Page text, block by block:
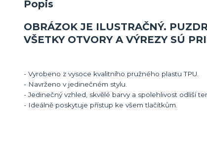
Popis
OBRÁZOK JE ILUSTRAČNÝ.
VŠETKY OTVORY A VÝREZY SÚ
- Vyrobeno z vysoce kvalitního pružného plastu TPU.
- Navrženo v jedinečném stylu.
- Jedinečný vzhled, skvělé barvy a spolehlivost odliší
- Ideálně poskytuje přístup ke všem tlačítkům.